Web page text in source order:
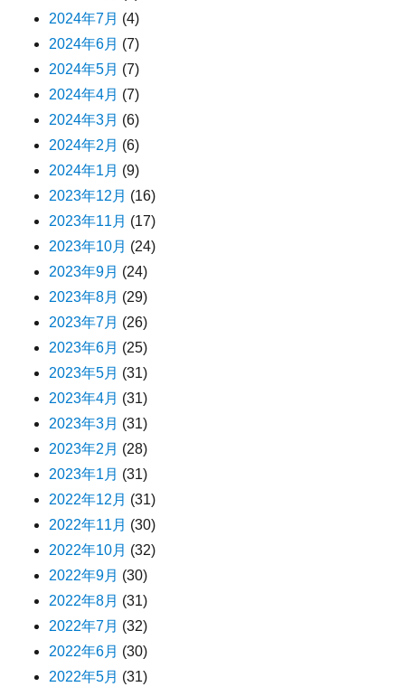
2024年7月 (4)
2024年6月 (7)
2024年5月 (7)
2024年4月 (7)
2024年3月 (6)
2024年2月 (6)
2024年1月 (9)
2023年12月 (16)
2023年11月 (17)
2023年10月 (24)
2023年9月 (24)
2023年8月 (29)
2023年7月 (26)
2023年6月 (25)
2023年5月 (31)
2023年4月 (31)
2023年3月 (31)
2023年2月 (28)
2023年1月 (31)
2022年12月 (31)
2022年11月 (30)
2022年10月 (32)
2022年9月 (30)
2022年8月 (31)
2022年7月 (32)
2022年6月 (30)
2022年5月 (31)